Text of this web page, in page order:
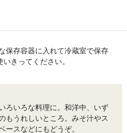
保存容器に入れて冷蔵室で保存
きってください。
ろいろな料理に。和洋中、いず
もうれしいところ。みそ汁やス
ースなどにもどうぞ。